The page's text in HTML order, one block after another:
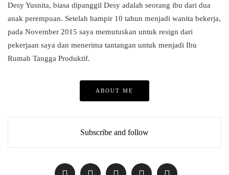
Desy Yusnita, biasa dipanggil Desy adalah seorang ibu dari dua
anak perempuan. Setelah hampir 10 tahun menjadi wanita bekerja,
pada November 2015 saya memutuskan untuk resign dari
pekerjaan saya dan menerima tantangan untuk menjadi Ibu
Rumah Tangga Produktif.
ABOUT ME
Subscribe and follow